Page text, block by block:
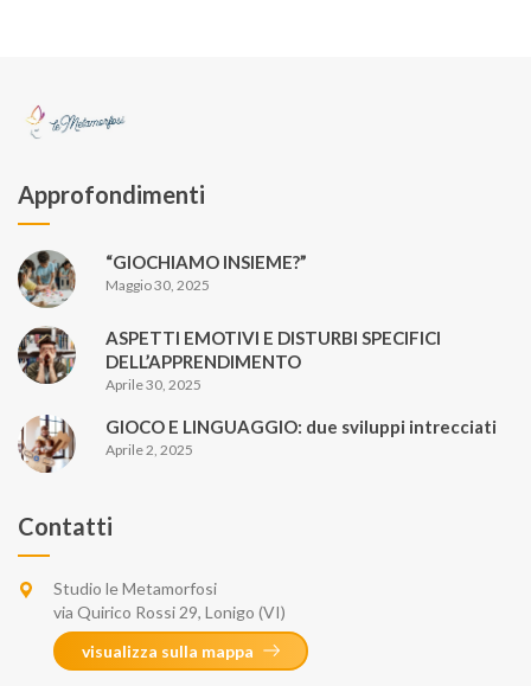
Approfondimenti
“GIOCHIAMO INSIEME?”
Maggio 30, 2025
ASPETTI EMOTIVI E DISTURBI SPECIFICI
DELL’APPRENDIMENTO
Aprile 30, 2025
GIOCO E LINGUAGGIO: due sviluppi intrecciati
Aprile 2, 2025
Contatti
Studio le Metamorfosi
via Quirico Rossi 29, Lonigo (VI)
visualizza sulla mappa